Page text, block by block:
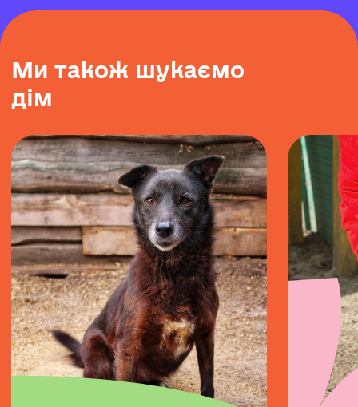
Ми також шукаємо
дім